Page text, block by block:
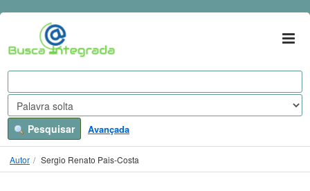
A sua pesquisa -
Ir para o conteúdo
VuFind
Pesquisar Avançada
Autor Sergio Renato Pais-Costa